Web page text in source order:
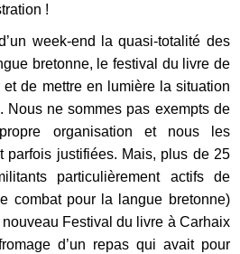
!
week-end la quasi-totalité des
bretonne, le festival du livre de
et de mettre en lumière la situation
Nous ne sommes pas exempts de
organisation et nous les
parfois justifiées. Mais, plus de 25
particulièrement actifs de
combat pour la langue bretonne)
Festival du livre à Carhaix
d’un repas qui avait pour